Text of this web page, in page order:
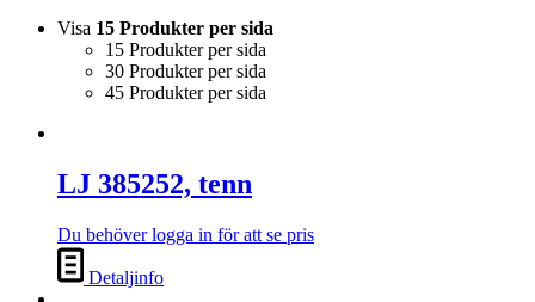
Visa 15 Produkter per sida
15 Produkter per sida
30 Produkter per sida
45 Produkter per sida
LJ 385252, tenn
Du behöver logga in för att se pris
Detaljinfo